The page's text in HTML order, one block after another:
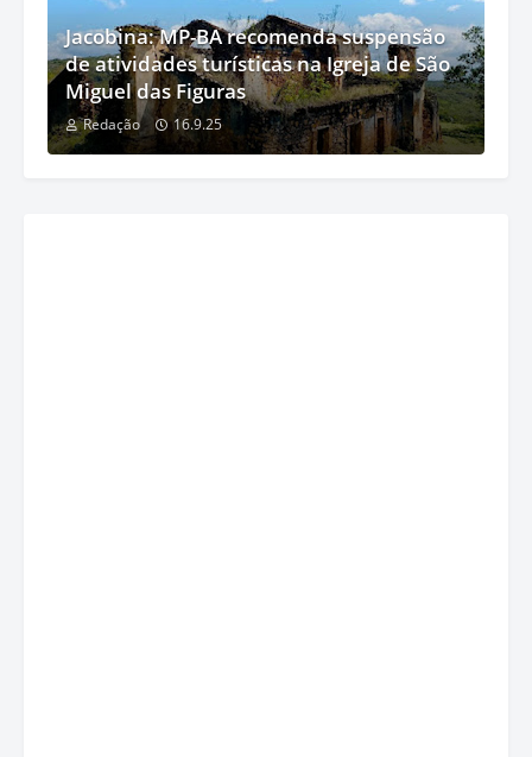
Jacobina: MP-BA recomenda suspensão
de atividades turísticas na Igreja de São
Miguel das Figuras
Redação 16.9.25